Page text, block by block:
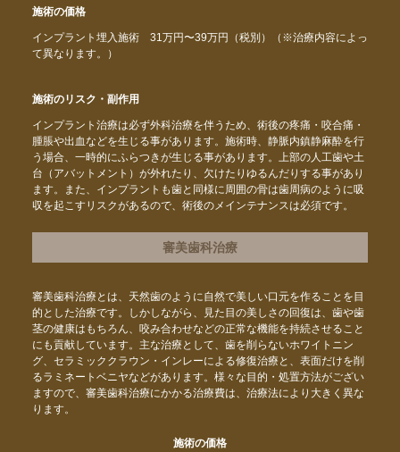
施術の価格
インプラント埋入施術 31万円〜39万円（税別）（※治療内容によっ
て異なります。）
施術のリスク・副作用
インプラント治療は必ず外科治療を伴うため、術後の疼痛・咬合痛・
腫脹や出血などを生じる事があります。施術時、静脈内鎮静麻酔を行
う場合、一時的にふらつきが生じる事があります。上部の人工歯や土
台（アバットメント）が外れたり、欠けたりゆるんだりする事があり
ます。また、インプラントも歯と同様に周囲の骨は歯周病のように吸
収を起こすリスクがあるので、術後のメインテナンスは必須です。
審美歯科治療
審美歯科治療とは、天然歯のように自然で美しい口元を作ることを目
的とした治療です。しかしながら、見た目の美しさの回復は、歯や歯
茎の健康はもちろん、咬み合わせなどの正常な機能を持続させること
にも貢献しています。主な治療として、歯を削らないホワイトニン
グ、セラミッククラウン・インレーによる修復治療と、表面だけを削
るラミネートベニヤなどがあります。様々な目的・処置方法がござい
ますので、審美歯科治療にかかる治療費は、治療法により大きく異な
ります。
施術の価格